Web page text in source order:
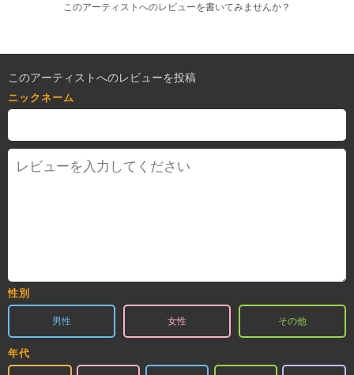
このアーティストへのレビューを書いてみませんか？
このアーティストへのレビューを投稿
ニックネーム
性別
男性 女性 その他
年代